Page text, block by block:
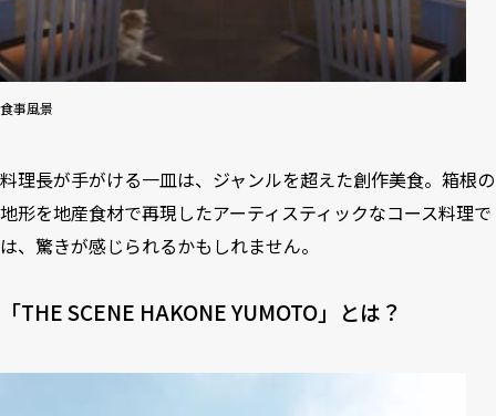
食事風景
料理長が手がける一皿は、ジャンルを超えた創作美食。箱根の
地形を地産食材で再現したアーティスティックなコース料理で
は、驚きが感じられるかもしれません。
「THE SCENE HAKONE YUMOTO」とは？